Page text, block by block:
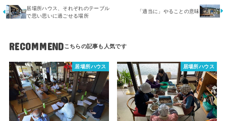
居場所ハウス、それぞれのテーブル
で思い思いに過ごせる場所
「適当に」やることの意味
RECOMMEND
居場所ハウス 居場所ハウス